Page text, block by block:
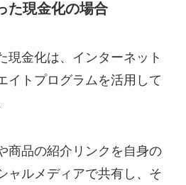
た現金化の場合
現金化は、インターネット
イトプログラムを活用して
商品の紹介リンクを自身の
ャルメディアで共有し、そ